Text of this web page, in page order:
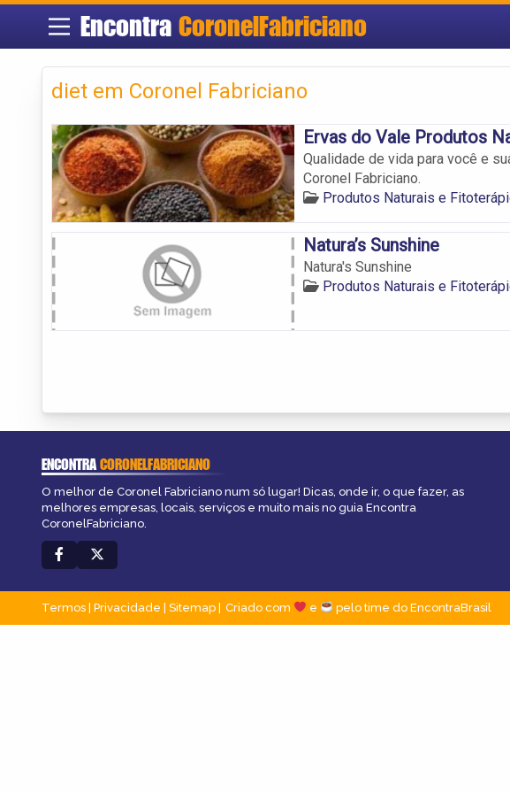
Encontra CoronelFabriciano
diet em Coronel Fabriciano
Ervas do Vale Produtos
Qualidade de vida para você e
Coronel Fabriciano.
Produtos Naturais e
Natura’s Sunshine
Natura's Sunshine
Produtos Naturais e
ENCONTRACORONELFABRICIANO
O melhor de Coronel Fabriciano num só lugar! Dicas, onde ir, o que fazer, as
melhores empresas, locais, serviços e muito mais no guia Encontra
CoronelFabriciano.
Termos | Privacidade | Sitemap Criado com e pelo time do EncontraBrasil